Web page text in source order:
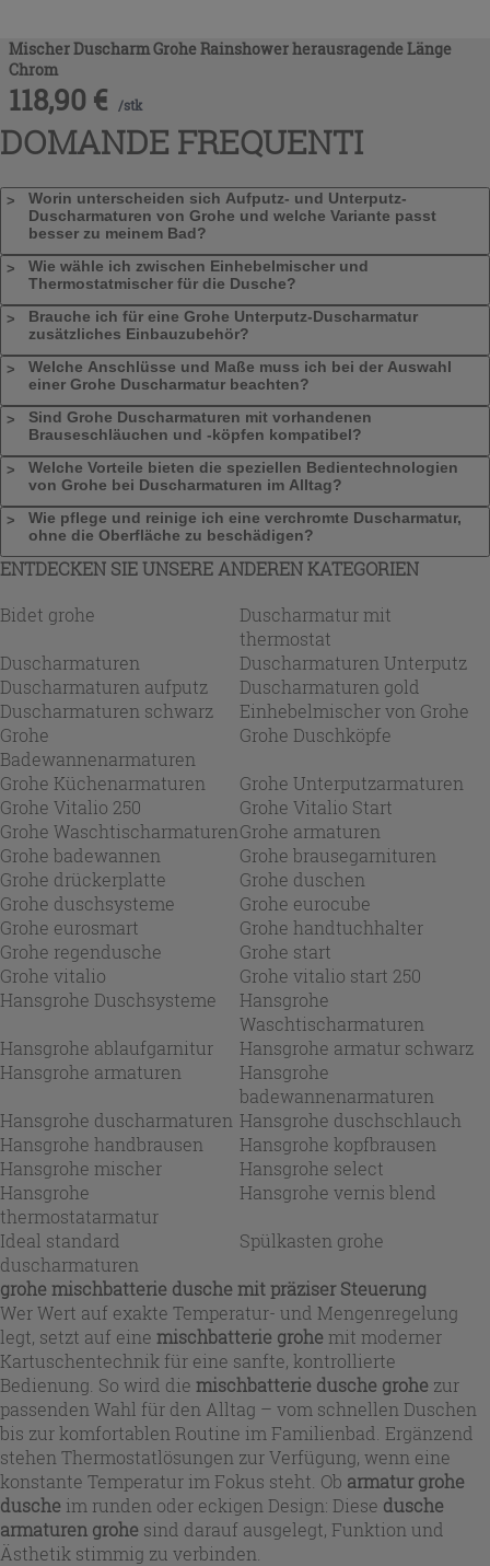
Mischer Duscharm Grohe Rainshower herausragende Länge
Chrom
118,90 € /stk
DOMANDE FREQUENTI
Worin unterscheiden sich Aufputz- und Unterputz-
Duscharmaturen von Grohe und welche Variante passt
besser zu meinem Bad?
Wie wähle ich zwischen Einhebelmischer und
Thermostatmischer für die Dusche?
Brauche ich für eine Grohe Unterputz-Duscharmatur
zusätzliches Einbauzubehör?
Welche Anschlüsse und Maße muss ich bei der Auswahl
einer Grohe Duscharmatur beachten?
Sind Grohe Duscharmaturen mit vorhandenen
Brauseschläuchen und -köpfen kompatibel?
Welche Vorteile bieten die speziellen Bedientechnologien
von Grohe bei Duscharmaturen im Alltag?
Wie pflege und reinige ich eine verchromte Duscharmatur,
ohne die Oberfläche zu beschädigen?
ENTDECKEN SIE UNSERE ANDEREN KATEGORIEN
Bidet grohe
Duscharmatur mit
thermostat
Duscharmaturen
Duscharmaturen Unterputz
Duscharmaturen aufputz
Duscharmaturen gold
Duscharmaturen schwarz
Einhebelmischer von Grohe
Grohe
Badewannenarmaturen
Grohe Duschköpfe
Grohe Küchenarmaturen
Grohe Unterputzarmaturen
Grohe Vitalio 250
Grohe Vitalio Start
Grohe WaschtischarmaturenGrohe armaturen
Grohe badewannen
Grohe brausegarnituren
Grohe drückerplatte
Grohe duschen
Grohe duschsysteme
Grohe eurocube
Grohe eurosmart
Grohe handtuchhalter
Grohe regendusche
Grohe start
Grohe vitalio
Grohe vitalio start 250
Hansgrohe Duschsysteme
Hansgrohe
Waschtischarmaturen
Hansgrohe ablaufgarnitur
Hansgrohe armatur schwarz
Hansgrohe armaturen
Hansgrohe
badewannenarmaturen
Hansgrohe duscharmaturen Hansgrohe duschschlauch
Hansgrohe handbrausen
Hansgrohe kopfbrausen
Hansgrohe mischer
Hansgrohe select
Hansgrohe
thermostatarmatur
Hansgrohe vernis blend
Ideal standard
duscharmaturen
Spülkasten grohe
grohe mischbatterie dusche mit präziser Steuerung
Wer Wert auf exakte Temperatur- und Mengenregelung
legt, setzt auf eine mischbatterie grohe mit moderner
Kartuschentechnik für eine sanfte, kontrollierte
Bedienung. So wird die mischbatterie dusche grohe zur
passenden Wahl für den Alltag – vom schnellen Duschen
bis zur komfortablen Routine im Familienbad. Ergänzend
stehen Thermostatlösungen zur Verfügung, wenn eine
konstante Temperatur im Fokus steht. Ob armatur grohe
dusche im runden oder eckigen Design: Diese dusche
armaturen grohe sind darauf ausgelegt, Funktion und
Ästhetik stimmig zu verbinden.